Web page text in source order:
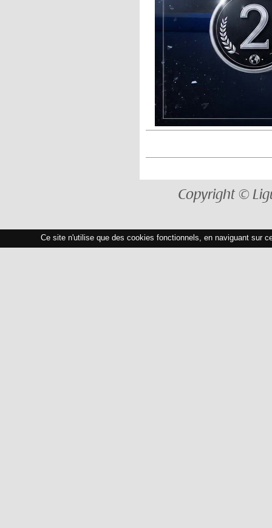
Copyright ©
Ce site n'utilise que des cookies fonctionnels, en naviguant sur